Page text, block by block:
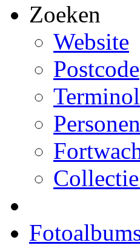
Zoeken
Website
Postcode